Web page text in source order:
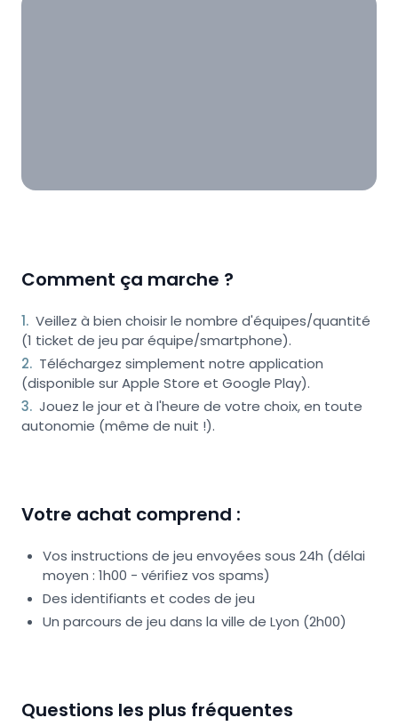
Comment ça marche ?
1. Veillez à bien choisir le nombre d'équipes/quantité
(1 ticket de jeu par équipe/smartphone).
2. Téléchargez simplement notre application
(disponible sur Apple Store et Google Play).
3. Jouez le jour et à l'heure de votre choix, en toute
autonomie (même de nuit !).
Votre achat comprend :
Vos instructions de jeu envoyées sous 24h (délai
moyen : 1h00 - vérifiez vos spams)
Des identifiants et codes de jeu
Un parcours de jeu dans la ville de Lyon (2h00)
Questions les plus fréquentes